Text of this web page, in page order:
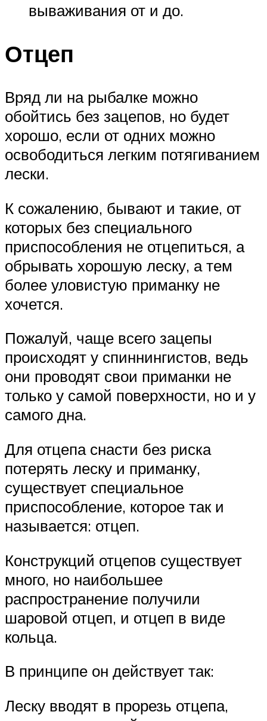
вываживания от и до.
Отцеп
Вряд ли на рыбалке можно
обойтись без зацепов, но будет
хорошо, если от одних можно
освободиться легким потягиванием
лески.
К сожалению, бывают и такие, от
которых без специального
приспособления не отцепиться, а
обрывать хорошую леску, а тем
более уловистую приманку не
хочется.
Пожалуй, чаще всего зацепы
происходят у спиннингистов, ведь
они проводят свои приманки не
только у самой поверхности, но и у
самого дна.
Для отцепа снасти без риска
потерять леску и приманку,
существует специальное
приспособление, которое так и
называется: отцеп.
Конструкций отцепов существует
много, но наибольшее
распространение получили
шаровой отцеп, и отцеп в виде
кольца.
В принципе он действует так:
Леску вводят в прорезь отцепа,